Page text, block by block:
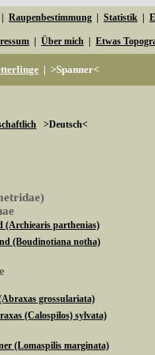
Raupenbestimmung Statistik
Über mich Etwas
| >Spanner<
>Deutsch<
(Archiearis parthenias)
(Boudinotiana notha)
grossulariata)
(Calospilos) sylvata)
(Lomaspilis marginata)